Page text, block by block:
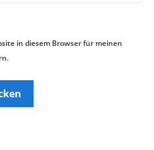
in diesem Browser für meinen